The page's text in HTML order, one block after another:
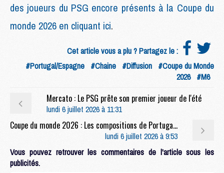
des joueurs du PSG encore présents à la Coupe du
monde 2026 en cliquant ici.
Cet article vous a plu ? Partagez le :
#Portugal/Espagne #Chaine #Diffusion #Coupe du Monde
2026 #M6
Mercato : Le PSG prête son premier joueur de l'été
lundi 6 juillet 2026 à 11:31
Coupe du monde 2026 : Les compositions de Portugal/Espagne selon la presse avec 3 Parisiens
lundi 6 juillet 2026 à 9:53
Vous pouvez retrouver les commentaires de l'article sous les
publicités.